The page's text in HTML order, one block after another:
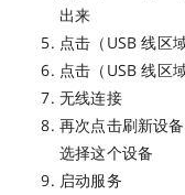
出来
点击（USB 线区
点击（USB 线区
无线连接
再次点击刷新设
选择这个设备
启动服务